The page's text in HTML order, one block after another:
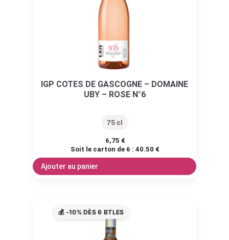
IGP COTES DE GASCOGNE – DOMAINE
UBY – ROSE N°6
75 cl
6,75 €
Soit le carton de 6 : 40.50 €
Ajouter au panier
💰 -10% DÈS 6 BTLES